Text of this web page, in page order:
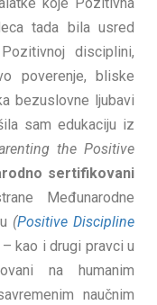
tada bila usred
disciplini,
poverenje, bliske
bezuslovne ljubavi
sam edukaciju iz
the Positive
sertifikovani
Međunarodne
(Positive Discipline
kao i drugi pravci u
na humanim
naučnim